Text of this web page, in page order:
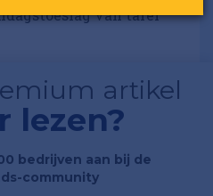
van tafel
artikel
lezen?
bedrijven aan bij de
community